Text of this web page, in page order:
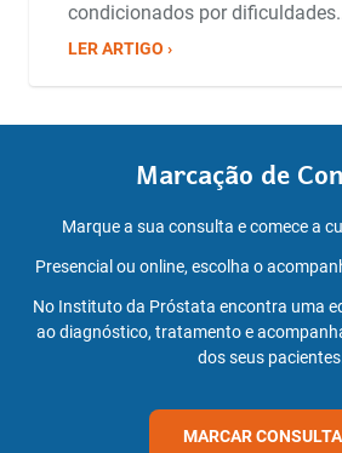
condicionados por
LER ARTIGO ›
Marcação de
Marque a sua consulta e comece a
Presencial ou online, escolha o
No Instituto da Próstata encontra uma
ao diagnóstico, tratamento e
dos seus
MARCAR CONSULTA